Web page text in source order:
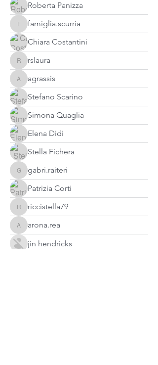
Roberta Panizza
famiglia.scurria
famiglia.scurria
Chiara Costantini
rslaurarslaura
agrassisagrassis
Stefano Scarino
Simona Quaglia
Elena Didi
Stella Fichera
gabri.raiteri
gabri.raiteri
Patrizia Corti
riccistella79
riccistella79
arona.rea
arona.rea
jin hendricks